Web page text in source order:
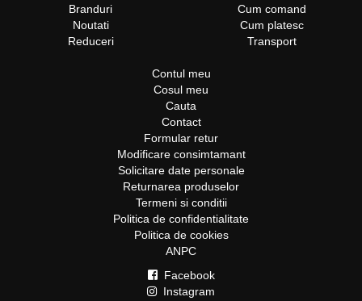
Branduri
Noutati
Reduceri
Cum comand
Cum platesc
Transport
Contul meu
Cosul meu
Cauta
Contact
Formular retur
Modificare consimtamant
Solicitare date personale
Returnarea produselor
Termeni si conditii
Politica de confidentialitate
Politica de cookies
ANPC
Facebook
Instagram